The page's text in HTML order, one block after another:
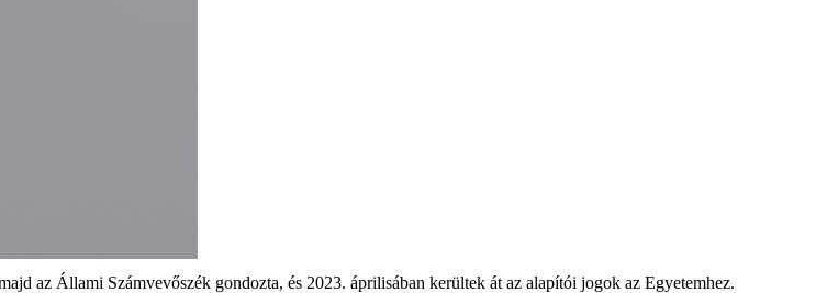
az Állami Számvevőszék gondozta, és 2023. áprilisában kerültek át az alapítói jogok az Egyetemhez.